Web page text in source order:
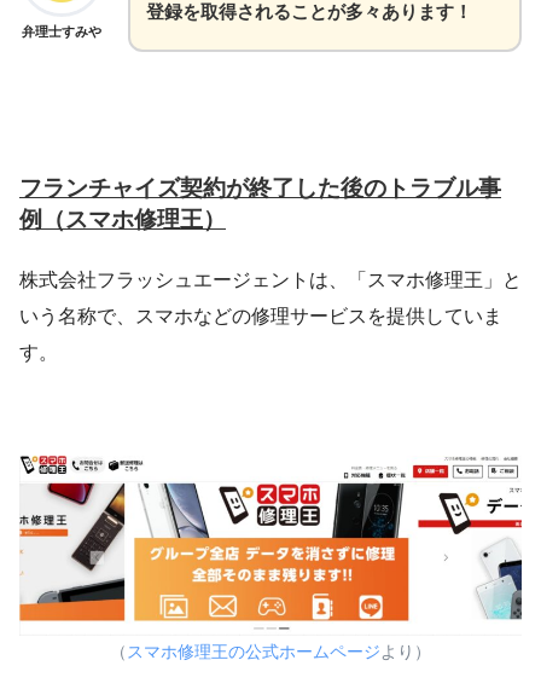
弁理士すみや
登録を取得されることが多々あります！
フランチャイズ契約が終了した後のトラブル事
例（スマホ修理王）
株式会社フラッシュエージェントは、「スマホ修理王」と
いう名称で、スマホなどの修理サービスを提供していま
す。
（ スマホ修理王の公式ホームページより）